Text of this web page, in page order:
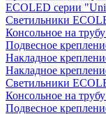
ECOLED серии
Светильники
Консольное на
Подвесное
Накладное
Накладное
Светильники
Консольное на
Подвесное